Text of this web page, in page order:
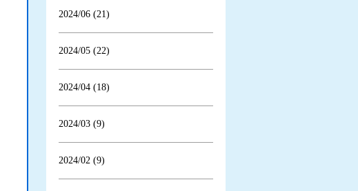
2024/06 (21)
2024/05 (22)
2024/04 (18)
2024/03 (9)
2024/02 (9)